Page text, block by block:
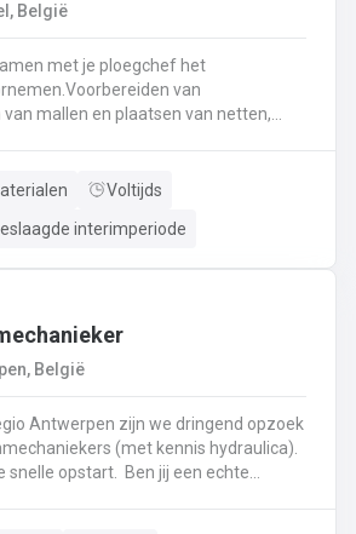
België
van
mallen en plaatsen van netten,
boren, en zagen in de
van de werkplaats en
Voltijds
interimperiode
België
Antwerpen zijn we dringend opzoek
(met kennis hydraulica).
Ben jij een echte